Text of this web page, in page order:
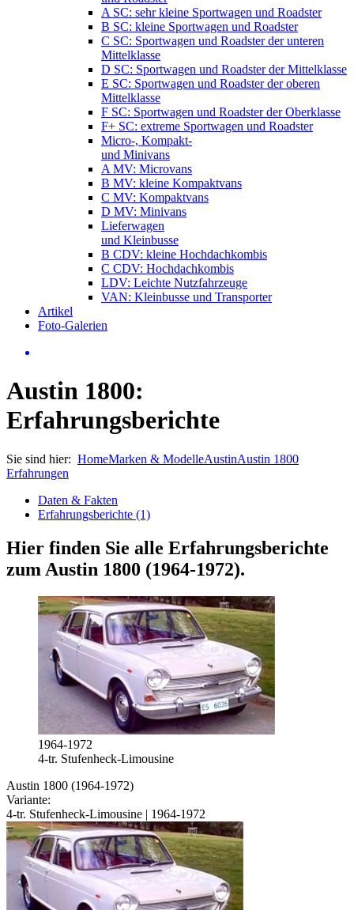
A SC: sehr kleine Sportwagen und Roadster
B SC: kleine Sportwagen und Roadster
C SC: Sportwagen und Roadster der unteren
Mittelklasse
D SC: Sportwagen und Roadster der Mittelklasse
E SC: Sportwagen und Roadster der oberen
Mittelklasse
F SC: Sportwagen und Roadster der Oberklasse
F+ SC: extreme Sportwagen und Roadster
Micro-, Kompakt-
und Minivans
A MV: Microvans
B MV: kleine Kompaktvans
C MV: Kompaktvans
D MV: Minivans
Lieferwagen
und Kleinbusse
B CDV: kleine Hochdachkombis
C CDV: Hochdachkombis
LDV: Leichte Nutzfahrzeuge
VAN: Kleinbusse und Transporter
Artikel
Foto-Galerien
Austin 1800:
Erfahrungsberichte
Sie sind hier: HomeMarken & ModelleAustinAustin 1800
Erfahrungen
Daten & Fakten
Erfahrungsberichte (1)
Hier finden Sie alle Erfahrungsberichte
zum Austin 1800 (1964-1972).
1964-1972
4-tr. Stufenheck-Limousine
Austin 1800 (1964-1972)
Variante:
4-tr. Stufenheck-Limousine | 1964-1972